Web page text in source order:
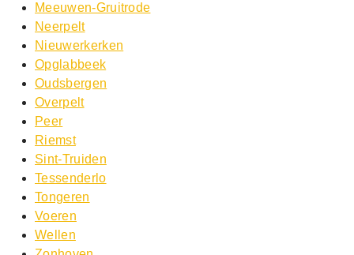
Meeuwen-Gruitrode
Neerpelt
Nieuwerkerken
Opglabbeek
Oudsbergen
Overpelt
Peer
Riemst
Sint-Truiden
Tessenderlo
Tongeren
Voeren
Wellen